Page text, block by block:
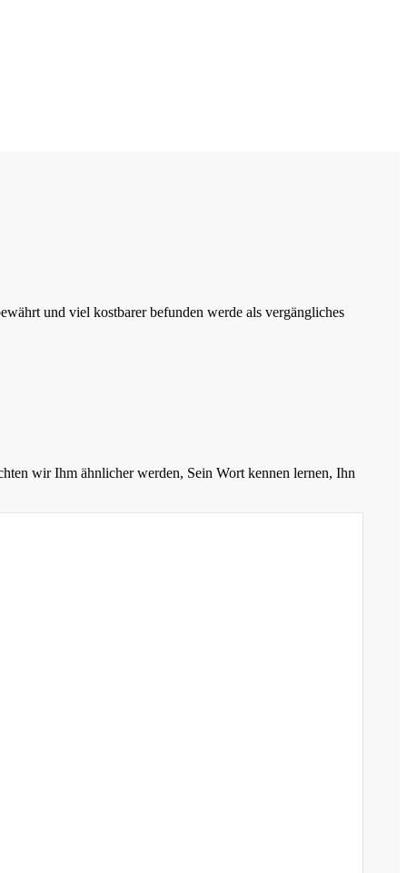
und viel kostbarer befunden werde als vergängliches
wir Ihm ähnlicher werden, Sein Wort kennen lernen, Ihn